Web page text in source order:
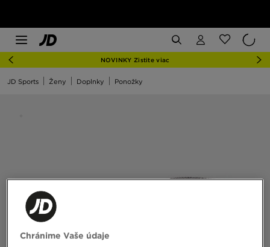
NOVINKY Zistite viac
JD Sports Ženy Doplnky Ponožky
Chránime Vaše údaje